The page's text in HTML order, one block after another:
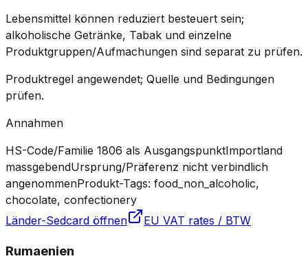
Lebensmittel können reduziert besteuert sein;
alkoholische Getränke, Tabak und einzelne
Produktgruppen/Aufmachungen sind separat zu prüfen.
Produktregel angewendet; Quelle und Bedingungen
prüfen.
Annahmen
HS-Code/Familie 1806 als AusgangspunktImportland
massgebendUrsprung/Präferenz nicht verbindlich
angenommenProdukt-Tags: food_non_alcoholic,
chocolate, confectionery
Länder-Sedcard öffnen
EU VAT rates / BTW
Rumaenien